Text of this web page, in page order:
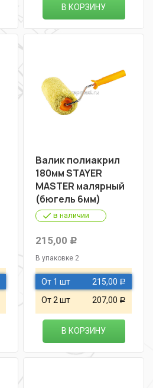
В КОРЗИНУ
Валик полиакрил
180мм STAYER
MASTER малярный
(бюгель 6мм)
в наличии
215,00 Р
В упаковке 2
От 1 шт 215,00 Р
От 2 шт 207,00 Р
В КОРЗИНУ